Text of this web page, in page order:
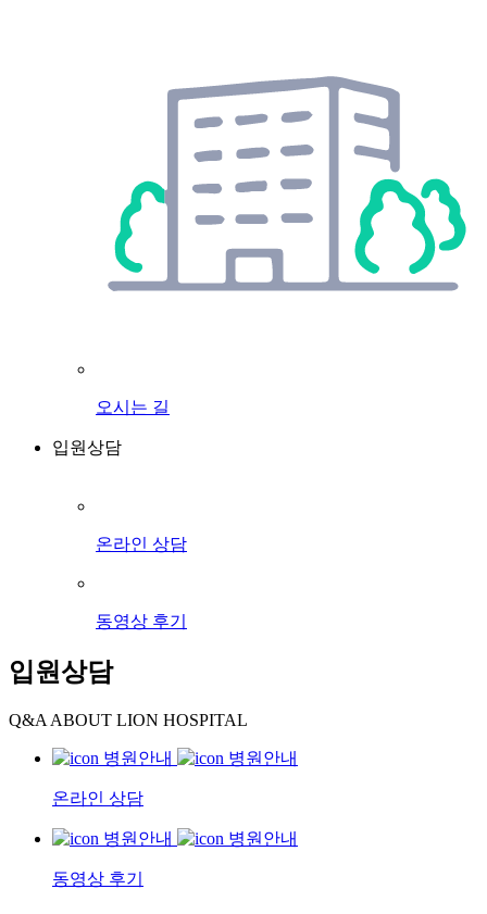
오시는 길
입원상담
온라인 상담
동영상 후기
입원상담
Q&A ABOUT LION HOSPITAL
온라인 상담
동영상 후기